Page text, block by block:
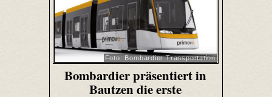
Foto: Bombardier Transportation
Bombardier präsentiert in
Bautzen die erste